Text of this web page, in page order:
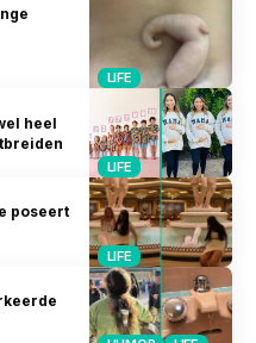
LIFE
LIFE
heel
LIFE
poseert